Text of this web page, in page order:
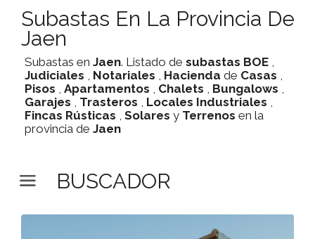
Subastas En La Provincia De
Jaen
Subastas en Jaen. Listado de subastas BOE ,
Judiciales , Notariales , Hacienda de Casas ,
Pisos , Apartamentos , Chalets , Bungalows ,
Garajes , Trasteros , Locales Industriales ,
Fincas Rústicas , Solares y Terrenos en la
provincia de Jaen
BUSCADOR